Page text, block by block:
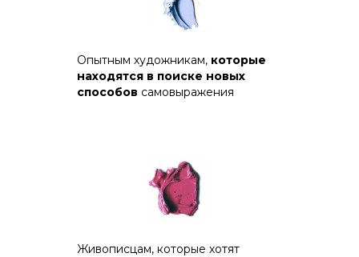
Опытным художникам, которые
находятся в поиске новых
способов самовыражения
Живописцам, которые хотят